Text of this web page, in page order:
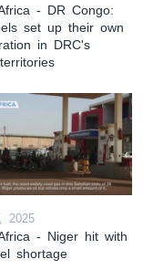
- DR Congo:
set up their own
in DRC's
- Niger hit with
shortage